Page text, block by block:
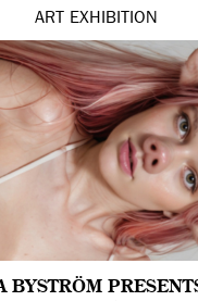
ART EXHIBITION
BYSTRÖM